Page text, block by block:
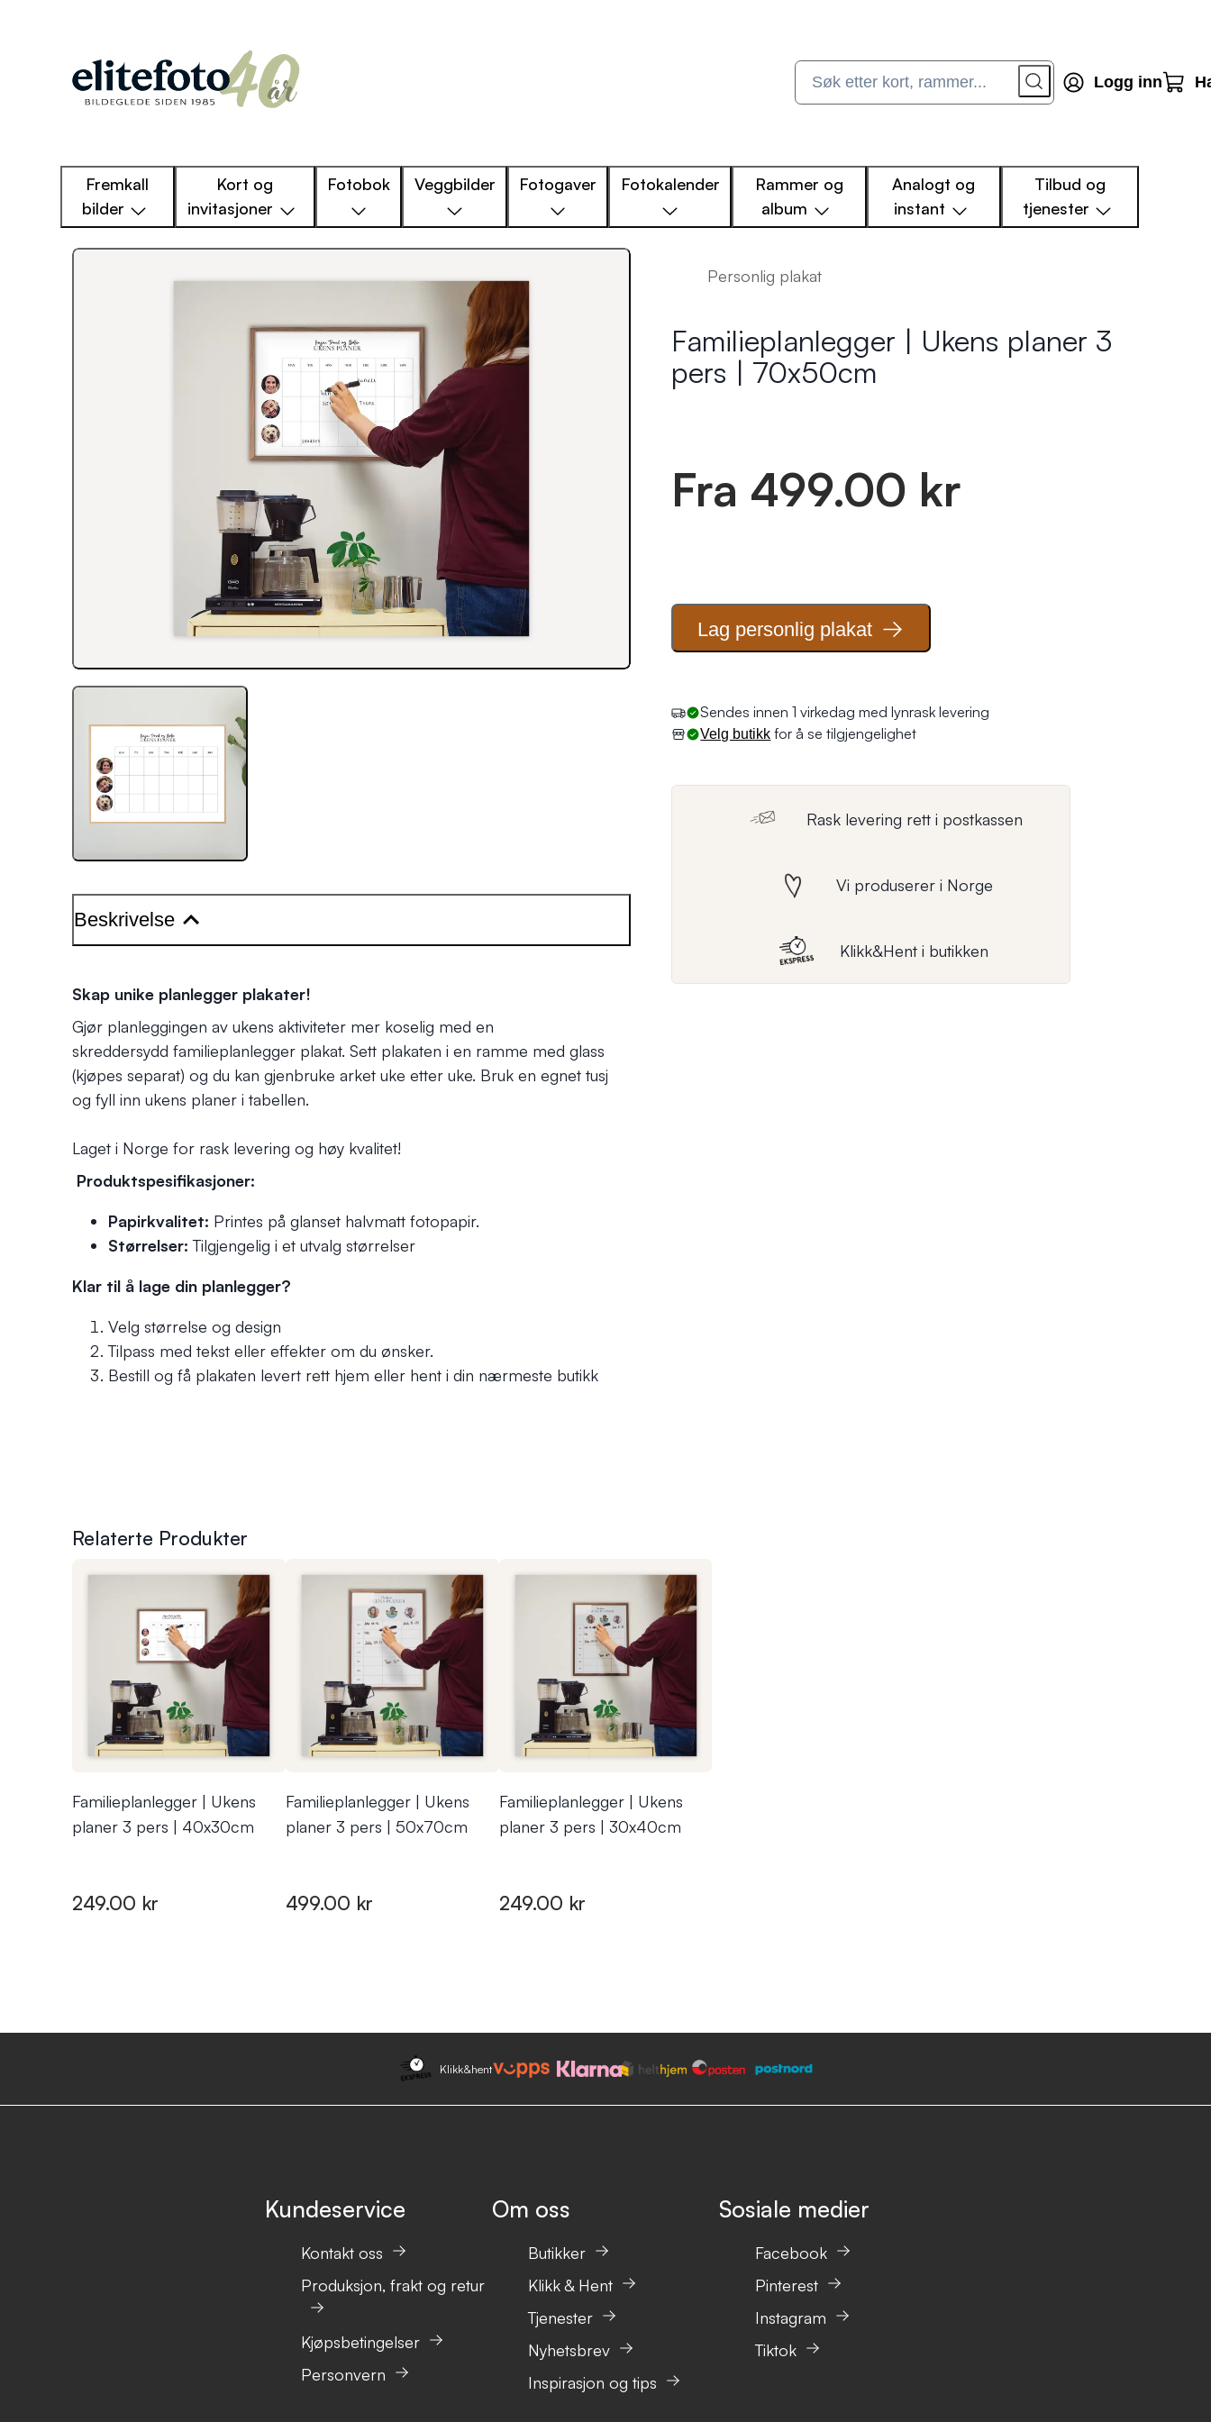
Logg inn
Fremkall
bilder
Kort og
invitasjoner
Fotobok Veggbilder Fotogaver Fotokalender
Rammer og
album
Analogt og
instant
Tilbud og
tjenester
Beskrivelse
Skap unike planlegger plakater!
Gjør planleggingen av ukens aktiviteter mer koselig med en
skreddersydd familieplanlegger plakat. Sett plakaten i en ramme med glass
(kjøpes separat) og du kan gjenbruke arket uke etter uke. Bruk en egnet tusj
og fyll inn ukens planer i tabellen.
Laget i Norge for rask levering og høy kvalitet!
Produktspesifikasjoner:
Papirkvalitet: Printes på glanset halvmatt fotopapir.
Størrelser: Tilgjengelig i et utvalg størrelser
Klar til å lage din planlegger?
Velg størrelse og design
Tilpass med tekst eller effekter om du ønsker.
Bestill og få plakaten levert rett hjem eller hent i din nærmeste butikk
Personlig plakat
Familieplanlegger | Ukens planer 3
pers | 70x50cm
Fra 499.00 kr
Lag personlig plakat
Sendes innen 1 virkedag med lynrask levering
Velg butikk for å se tilgjengelighet
Rask levering rett i postkassen
Vi produserer i Norge
Klikk&Hent i butikken
Relaterte Produkter
Familieplanlegger | Ukens
planer 3 pers | 40x30cm
249.00 kr
Familieplanlegger | Ukens
planer 3 pers | 50x70cm
499.00 kr
Familieplanlegger | Ukens
planer 3 pers | 30x40cm
249.00 kr
Klikk&hent
Kundeservice
Kontakt oss
Produksjon, frakt og retur
Kjøpsbetingelser
Personvern
Om oss
Butikker
Klikk & Hent
Tjenester
Nyhetsbrev
Inspirasjon og tips
Sosiale medier
Facebook
Pinterest
Instagram
Tiktok